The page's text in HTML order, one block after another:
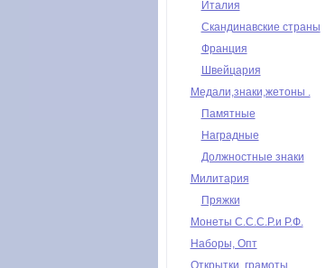
Италия
Скандинавские страны
Франция
Швейцария
Медали,знаки,жетоны .
Памятные
Наградные
Должностные знаки
Милитария
Пряжки
Монеты С.С.С.Р.и Р.Ф.
Наборы, Опт
Открытки, грамоты,